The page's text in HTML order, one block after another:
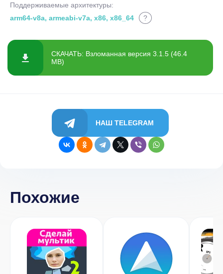
Поддерживаемые архитектуры:
arm64-v8a, armeabi-v7a, x86, x86_64
?
СКАЧАТЬ: Взломанная версия 3.1.5 (46.4
MB)
НАШ TELEGRAM
Похожие